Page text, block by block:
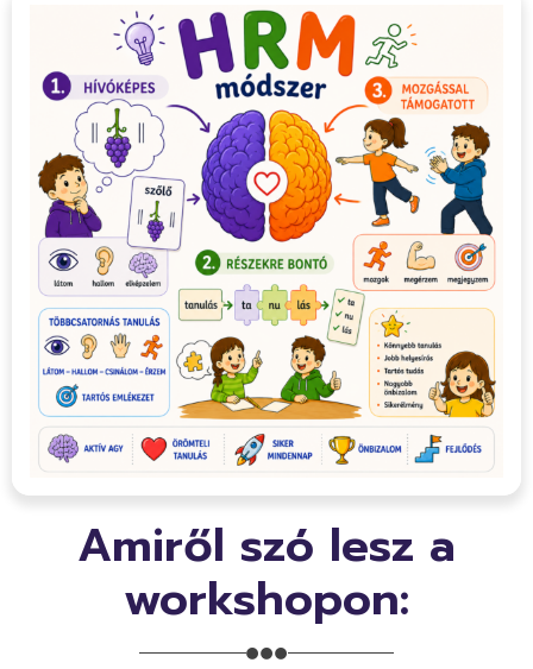
Amiről szó lesz a
workshopon: